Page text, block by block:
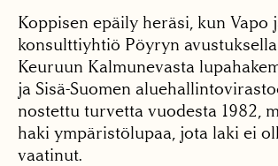
Koppisen epäily heräsi, kun Vapo
konsulttiyhtiö Pöyryn
Keuruun Kalmunevasta
ja Sisä-Suomen
nostettu turvetta vuodesta 1982,
haki ympäristölupaa, jota laki ei
vaatinut.